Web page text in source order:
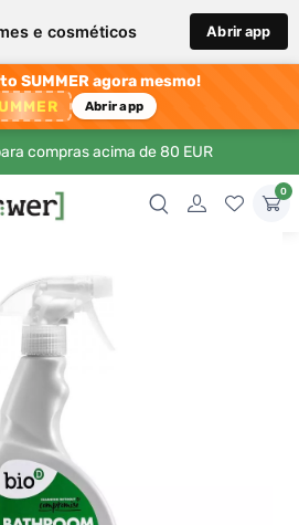
e cosméticos Abrir app
SUMMER agora mesmo!
Abrir app
compras acima de 80 EUR
0